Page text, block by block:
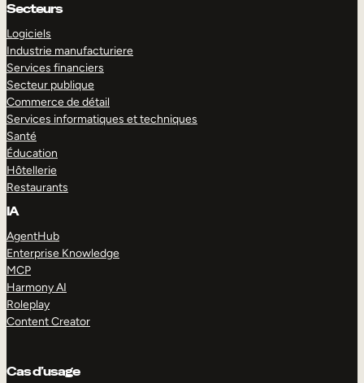
Secteurs
Logiciels
Industrie manufacturiere
Services financiers
Secteur publique
Commerce de détail
Services informatiques et techniques
Santé
Éducation
Hôtellerie
Restaurants
IA
AgentHub
Enterprise Knowledge
MCP
Harmony AI
Roleplay
Content Creator
Cas d’usage